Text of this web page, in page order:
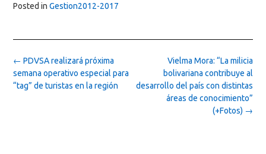
Posted in Gestion2012-2017
Post
navigation
Vielma Mora: “La milicia
bolivariana contribuye al
desarrollo del país con distintas
áreas de conocimiento”
(+Fotos) →
← PDVSA realizará próxima
semana operativo especial para
“tag” de turistas en la región